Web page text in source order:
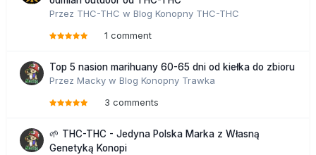
Przez THC-THC w Blog Konopny THC-THC
1 comment
Top 5 nasion marihuany 60-65 dni od kiełka do zbioru
Przez Macky w Blog Konopny Trawka
3 comments
🌱 THC-THC - Jedyna Polska Marka z Własną
Genetyką Konopi